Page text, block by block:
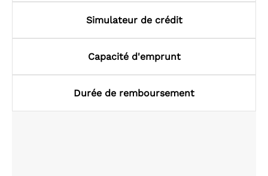
Simulateur de crédit
Capacité d'emprunt
Durée de remboursement